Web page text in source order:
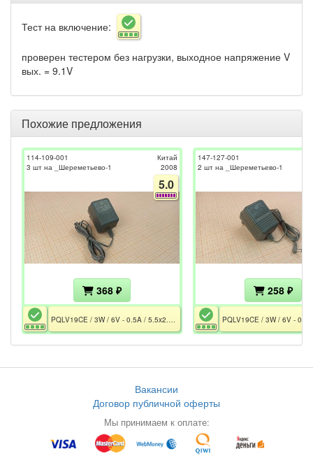
Тест на включение:
проверен тестером без нагрузки, выходное напряжение V
вых. = 9.1V
Похожие предложения
114-109-001
3 шт на _Шереметьево-1
Китай
2008
5.0
368 ₽
PQLV19CE / 3W / 6V - 0.5A / 5.5x2.1mm / CE / PCT / Оригинал
147-127-001
2 шт на _Шереметьево-1
258 ₽
Вакансии
Договор публичной оферты
Мы принимаем к оплате: